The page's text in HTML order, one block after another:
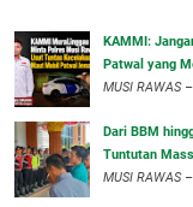
‎KAMMI:
Patwal yang
‎MUSI RAWAS
Dari BBM
Tuntutan
MUSI RAWAS